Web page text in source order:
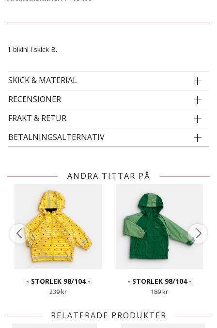
1 bikini i skick B.
SKICK & MATERIAL
RECENSIONER
FRAKT & RETUR
BETALNINGSALTERNATIV
ANDRA TITTAR PÅ
- STORLEK 98/104 -
239 kr
- STORLEK 98/104 -
189 kr
RELATERADE PRODUKTER